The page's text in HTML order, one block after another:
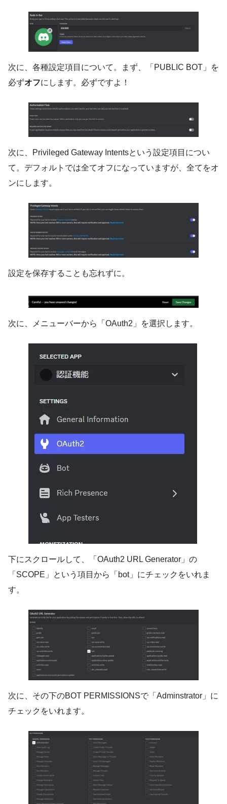
次に、各種設定項目について。まず、「PUBLIC BOT」を
必ずオフにします。必ずですよ！
次に、Privileged Gateway Intentsという設定項目につい
て。デフォルトでは全てオフになっていますが、全てをオ
ンにします。
設定を保存することも忘れずに。
次に、メニューバーから「OAuth2」を選択します。
下にスクロールして、「OAuth2 URL Generator」の
「SCOPE」という項目から「bot」にチェックをいれま
す。
次に、その下のBOT PERMISSIONSで「Adminstrator」に
チェックをいれます。